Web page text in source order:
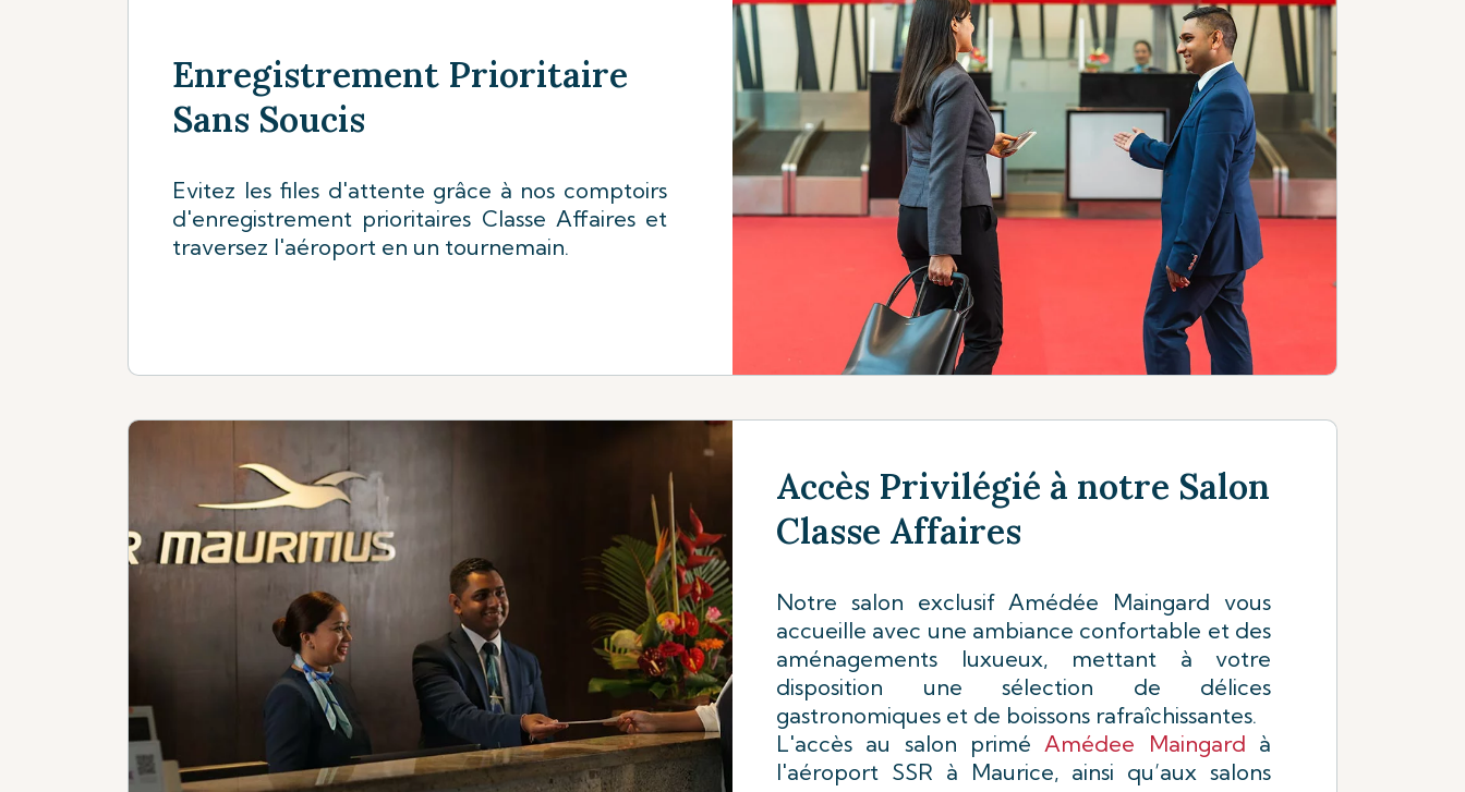
Enregistrement Prioritaire
Sans Soucis
Evitez les files d'attente grâce à nos comptoirs
d'enregistrement prioritaires Classe Affaires et
traversez l'aéroport en un tournemain.
Accès Privilégié à notre Salon
Classe Affaires
Notre salon exclusif Amédée Maingard vous
accueille avec une ambiance confortable et des
aménagements luxueux, mettant à votre
disposition une sélection de délices
gastronomiques et de boissons rafraîchissantes.
L'accès au salon priméAmédee Maingard à
l'aéroport SSR à Maurice, ainsi qu’aux salons